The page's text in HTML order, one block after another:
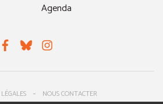
Agenda
FacebookBlueskyInstagram
NOUS CONTACTER